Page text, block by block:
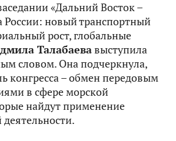
«Дальний Восток –
России: новый транспортный
рост, глобальные
Талабаевавыступила
словом. Она подчеркнула,
конгресса – обмен передовым
в сфере морской
найдут применение